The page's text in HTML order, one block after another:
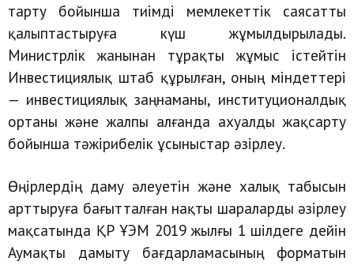
тарту бойынша тиімді мемлекеттік саясатты
қалыптастыруға күш жұмылдырылады.
Министрлік жанынан тұрақты жұмыс істейтін
Инвестициялық штаб құрылған, оның міндеттері
— инвестициялық заңнаманы, институционалдық
ортаны және жалпы алғанда ахуалды жақсарту
бойынша тәжірибелік ұсыныстар әзірлеу.
Өңірлердің даму әлеуетін және халық табысын
арттыруға бағытталған нақты шараларды әзірлеу
мақсатында ҚР ҰЭМ 2019 жылғы 1 шілдеге дейін
Аумақты дамыту бағдарламасының форматын